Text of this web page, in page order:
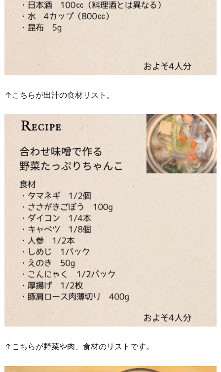
↑こちらが出汁の食材リスト。
↑こちらが野菜や肉、食材のリストです。